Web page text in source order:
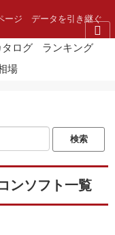
ージ データを引き継ぐ
タログ
ランキング
場
ンソフト一覧